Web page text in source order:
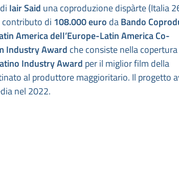
Iair Said una coproduzione dispàrte (Italia
contributo di 108.000 euro daBando
America dell’Europe-Latin America Co-
Industry Award che consiste nella
Industry Award per il miglior film della
al produttore maggioritario. Il progetto
nel 2022.